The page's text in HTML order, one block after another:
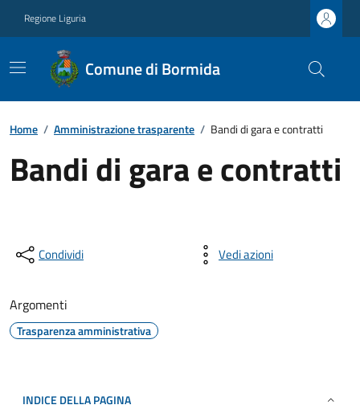
Regione Liguria
Comune di Bormida
Home / Amministrazione trasparente / Bandi di gara e contratti
Bandi di gara e contratti
Condividi Vedi azioni
Argomenti
Trasparenza amministrativa
INDICE DELLA PAGINA